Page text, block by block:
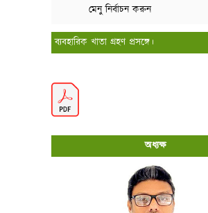
মেনু নির্বাচন করুন
ব্যবহারিক খাতা গ্রহণ প্রসঙ্গে।
অধ্যক্ষ